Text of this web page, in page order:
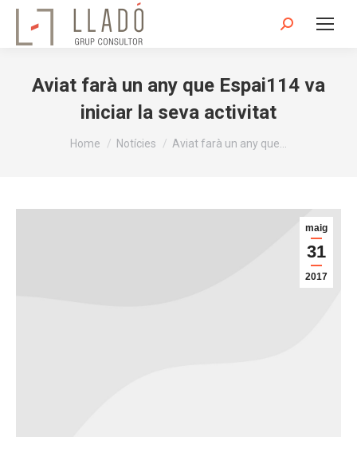
Search:
Aviat farà un any que Espai114 va
iniciar la seva activitat
You are here:
Home Notícies Aviat farà un any que…
maig
31
2017